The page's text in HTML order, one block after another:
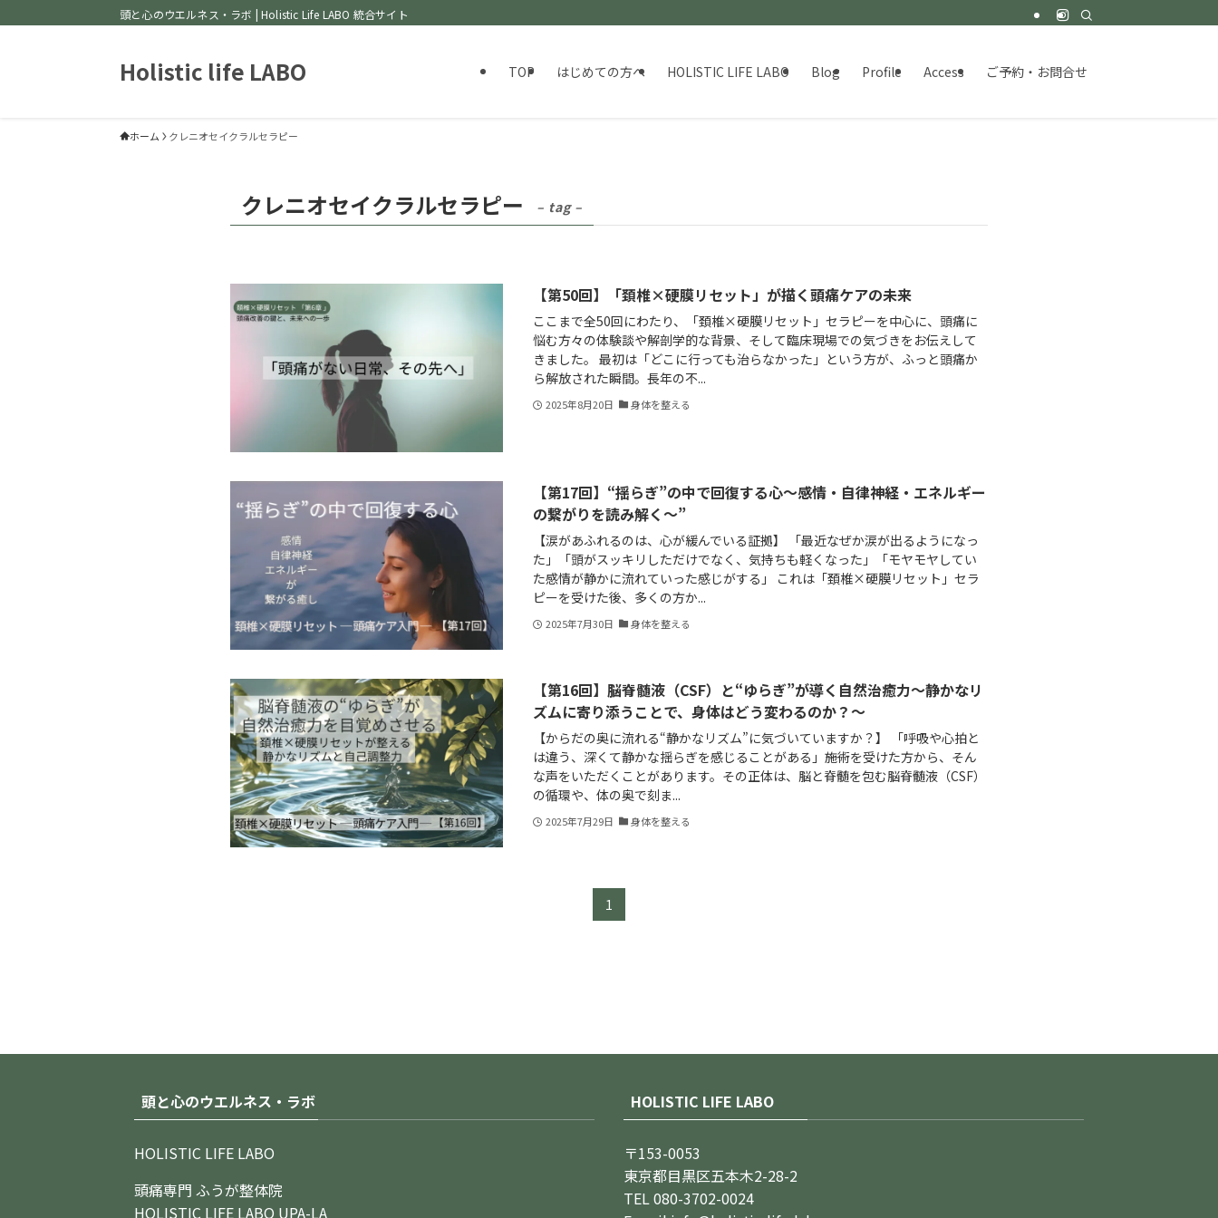
頭と心のウエルネス・ラボ | Holistic Life LABO 統合サイト
Holistic life LABO TOP はじめての方へ HOLISTIC LIFE LABO Blog Profile Access ご予約・お問合せ
ホーム クレニオセイクラルセラピー
クレニオセイクラルセラピー – tag –
【第50回】「頚椎×硬膜リセット」が描く頭痛ケアの未来
ここまで全50回にわたり、「頚椎×硬膜リセット」セラピーを中心に、頭痛に
悩む方々の体験談や解剖学的な背景、そして臨床現場での気づきをお伝えして
きました。 最初は「どこに行っても治らなかった」という方が、ふっと頭痛か
ら解放された瞬間。長年の不...
2025年8月20日 身体を整える
【第17回】“揺らぎ”の中で回復する心〜感情・自律神経・エネルギー
の繋がりを読み解く〜”
【涙があふれるのは、心が緩んでいる証拠】 「最近なぜか涙が出るようになっ
た」「頭がスッキリしただけでなく、気持ちも軽くなった」「モヤモヤしてい
た感情が静かに流れていった感じがする」 これは「頚椎×硬膜リセット」セラ
ピーを受けた後、多くの方か...
2025年7月30日 身体を整える
【第16回】脳脊髄液（CSF）と“ゆらぎ”が導く自然治癒力〜静かなリ
ズムに寄り添うことで、身体はどう変わるのか？〜
【からだの奥に流れる“静かなリズム”に気づいていますか？】 「呼吸や心拍と
は違う、深くて静かな揺らぎを感じることがある」――施術を受けた方から、そん
な声をいただくことがあります。その正体は、脳と脊髄を包む脳脊髄液（CSF）
の循環や、体の奥で刻ま...
2025年7月29日 身体を整える
1
頭と心のウエルネス・ラボ
HOLISTIC LIFE LABO
頭痛専門 ふうが整体院
HOLISTIC LIFE LABO UPA-LA
HOLISTIC LIFE LABO
〒153-0053
東京都目黒区五本木2-28-2
TEL 080-3702-0024